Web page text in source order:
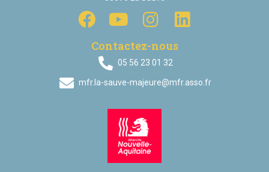
Contactez-nous
05 56 23 01 32
mfr.la-sauve-majeure@mfr.asso.fr